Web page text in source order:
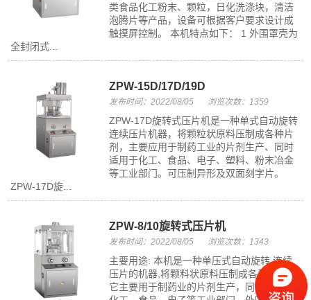
类食品化工粉末、颗粒，日化洗涤块，清洁
泡腾片等产品，设备可根据客户要求设计成
触摸屏控制。 本机特点如下： 1 外围罩壳为
全封闭式...
ZPW-15D/17D/19D
发布时间：2022/08/05 浏览次数：1359
ZPW-17D旋转式压片机是一种单式自动旋转
连续压片机器，将颗粒状原料压制成各种片
剂，主要应用于制药工业的片剂生产、同时
适用于化工、食品、电子、塑料、粉末冶金
等工业部门。可压制异形及双面刻字片。
ZPW-17D旋...
ZPW-8/10旋转式压片机
发布时间：2022/08/05 浏览次数：1343
主要用途: 本机是一种单压式自动旋转,连续
压片的机器,将颗料状原料压制成各种片剂。
它主要用于制药业的片剂生产，同时适用于